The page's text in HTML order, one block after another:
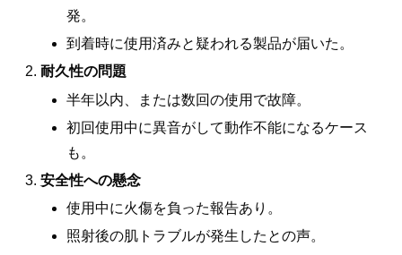
発。
到着時に使用済みと疑われる製品が届いた。
耐久性の問題
半年以内、または数回の使用で故障。
初回使用中に異音がして動作不能になるケース
も。
安全性への懸念
使用中に火傷を負った報告あり。
照射後の肌トラブルが発生したとの声。